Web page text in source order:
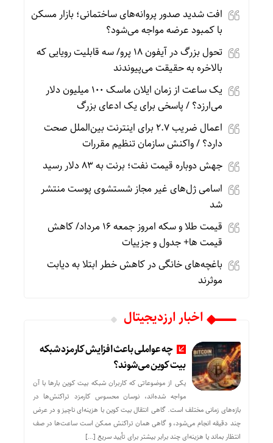
افت شدید صدور پروانه‌های ساختمانی؛ بازار مسکن
با کمبود عرضه مواجه می‌شود؟
تحول بزرگ در آیفون ۱۸ پرو/ سه قابلیت رویایی که
بالاخره به حقیقت می‌پیوندند
یک ساعت از زمان ایلان ماسک ۱۰۰ میلیون دلار
می‌ارزد؟ / پاسخی برای یک ادعای بزرگ
اعمال ضریب ۲.۷ برای اینترنت بین‌الملل صحت
دارد؟ / واکنش سازمان تنظیم مقررات
جهش دوباره قیمت نفت؛ برنت به ۸۳ دلار رسید
اسامی ژل‌های غیر مجاز شستشوی پوست منتشر
شد
قیمت طلا و سکه امروز جمعه ۱۶ مرداد/ کاهش
قیمت ها+ جدول و جزییات
باغچه‌های خانگی در کاهش خطر ابتلا به دیابت
موثرند
اخبار ارزدیجیتال
چه عواملی باعث افزایش کارمزد شبکه
بیت کوین می‌شوند؟
یکی از موضوعاتی که کاربران شبکه بیت کوین بارها با آن
مواجه شده‌اند، نوسان محسوس کارمزد تراکنش‌ها در
بازه‌های زمانی مختلف است. گاهی انتقال بیت کوین با هزینه‌ای ناچیز و در عرض
چند دقیقه انجام می‌شود، و گاهی همان تراکنش ممکن است ساعت‌ها در صف
انتظار بماند یا هزینه‌ای چند برابر بیشتر برای تأیید سریع […]